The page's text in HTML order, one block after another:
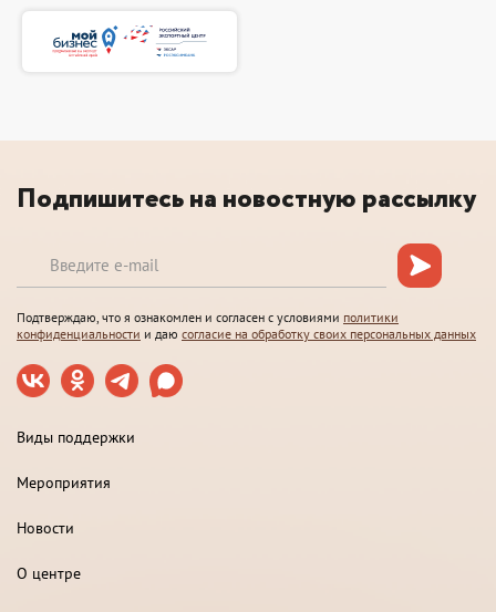
Подпишитесь на новостную рассылку
Подтверждаю, что я ознакомлен и согласен с условиями политики
конфиденциальности и даю согласие на обработку своих персональных данных
Виды поддержки
Мероприятия
Новости
О центре